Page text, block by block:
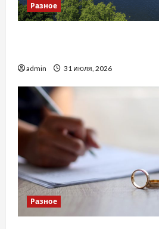
Разное
admin 31 июля, 2026
Разное